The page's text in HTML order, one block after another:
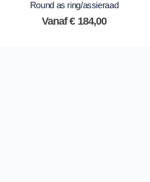
5.00 out of 5
Round as ring/assieraad
Vanaf€184,00